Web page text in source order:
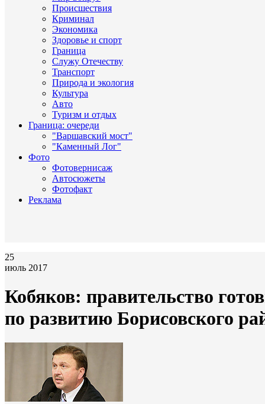
Происшествия
Криминал
Экономика
Здоровье и спорт
Граница
Служу Отечеству
Транспорт
Природа и экология
Культура
Авто
Туризм и отдых
Граница: очереди
"Варшавский мост"
"Каменный Лог"
Фото
Фотовернисаж
Автосюжеты
Фотофакт
Реклама
25
июль 2017
Кобяков: правительство
по развитию Борисовского